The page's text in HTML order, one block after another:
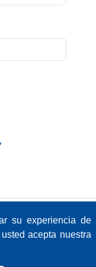
/ Mejía - Ecuador
su experiencia de
acepta nuestra